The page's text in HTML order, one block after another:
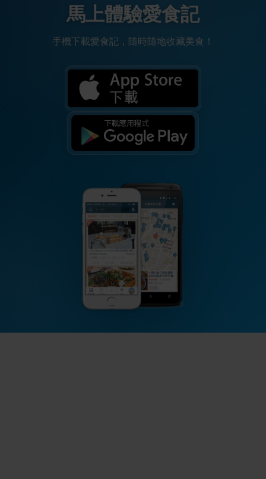
馬上體驗愛食記
手機下載愛食記，隨時隨地收藏美食！